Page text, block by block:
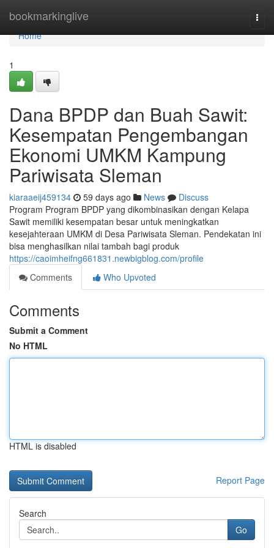
bookmarkinglive
Home
Home
1
Dana BPDP dan Buah Sawit:
Kesempatan Pengembangan
Ekonomi UMKM Kampung
Pariwisata Sleman
kiaraaeij459134 59 days ago News
Discuss
Program Program BPDP yang dikombinasikan dengan Kelapa
Sawit memiliki kesempatan besar untuk meningkatkan
kesejahteraan UMKM di Desa Pariwisata Sleman. Pendekatan ini
bisa menghasilkan nilai tambah bagi produk
https://caoimheifng661831.newbigblog.com/profile
Comments
Who Upvoted
Comments
Submit a Comment
No HTML
HTML is disabled
Report Page
Search
Go